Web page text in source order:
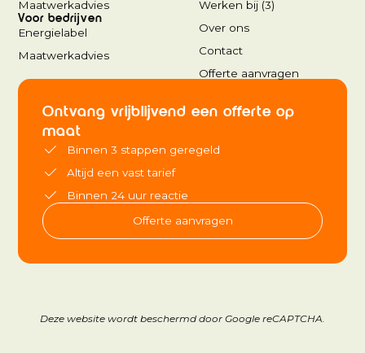
Maatwerkadvies
Voor bedrijven
Energielabel
Maatwerkadvies
Werken bij (3)
Over ons
Contact
Offerte aanvragen
Ontvang vrijblijvend een offerte op
maat
Binnen 3 stappen geregeld
Altijd een vast tarief
Binnen 24 uur reactie
Offerte aanvragen
Deze website wordt beschermd door Google reCAPTCHA.